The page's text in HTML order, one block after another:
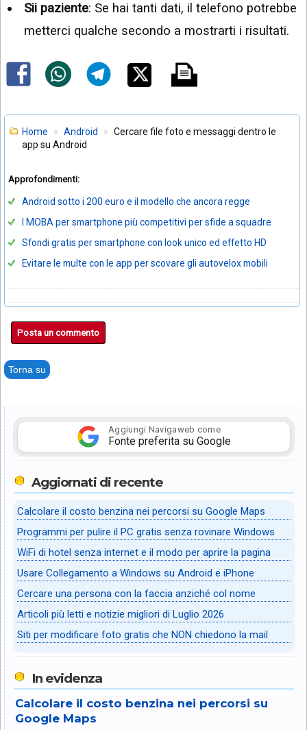
Sii paziente: Se hai tanti dati, il telefono potrebbe
metterci qualche secondo a mostrarti i risultati.
Home Android
Cercare file foto e messaggi dentro le
app su Android
Approfondimenti:
Android sotto i 200 euro e il modello che ancora regge
I MOBA per smartphone più competitivi per sfide a squadre
Sfondi gratis per smartphone con look unico ed effetto HD
Evitare le multe con le app per scovare gli autovelox mobili
Posta un commento
Torna su
Aggiungi Navigaweb come
Fonte preferita su Google
Aggiornati di recente
Calcolare il costo benzina nei percorsi su Google Maps
Programmi per pulire il PC gratis senza rovinare Windows
WiFi di hotel senza internet e il modo per aprire la pagina
Usare Collegamento a Windows su Android e iPhone
Cercare una persona con la faccia anziché col nome
Articoli più letti e notizie migliori di Luglio 2026
Siti per modificare foto gratis che NON chiedono la mail
In evidenza
Calcolare il costo benzina nei percorsi su
Google Maps